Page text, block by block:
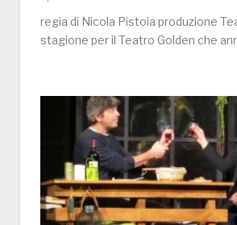
regia di Nicola Pistoia produzione
stagione per il Teatro Golden che